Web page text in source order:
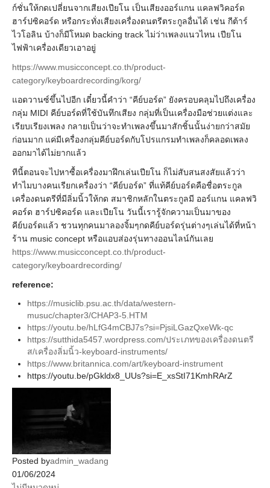
ก์ชั่นให้กดเปลี่ยนจากเสียงเปียโน เป็นเสียงออร์แกน แคลฟวิคอร์ด
ฮาร์ปซิคอร์ด หรือกระทั่งเสียงเครื่องดนตรีตระกูลอื่นได้ เช่น กีต้าร์
ไวโอลิน บ้างก็มีโหมด backing track ไม่ว่าเพลงแนวไหน เปียโน
ไฟฟ้าเครื่องเดียวเอาอยู่
https://www.musicconcept.co.th/product-
category/keyboardrecording/korg/
แอดวานซ์ขึ้นไปอีก เดี๋ยวนี้คำว่า “คีย์บอร์ด” ยังครอบคลุมไปถึงเครื่อง
กลุ่ม MIDI คีย์บอร์ดที่ใช้บันทึกเสียง กลุ่มที่เป็นเครื่องมือช่วยแต่งและ
เรียบเรียงเพลง กลายเป็นว่าจะทำเพลงขึ้นมาสักชิ้นนั้นง่ายกว่าสมัย
ก่อนมาก แค่มีเครื่องกลุ่มคีย์บอร์ดกับโปรแกรมทำเพลงก็คลอดเพลง
ออกมาได้ไม่ยากแล้ว
ทีนี้ตอนจะไปหาซื้อเครื่องมาฝึกเล่นเปียโน ก็ไม่สับสนสงสัยแล้วว่า
ทำไมบางคนเรียกเครื่องว่า “คีย์บอร์ด” ที่แท้คีย์บอร์ดคือชื่อตระกูล
เครื่องดนตรีที่มีลิ่มนิ้วให้กด สมาชิกหลักในตระกูลมี ออร์แกน แคลฟวิ
คอร์ด ฮาร์ปซิคอร์ด และเปียโน วันนี้เรารู้จักความเป็นมาของ
คีย์บอร์ดแล้ว ชวนทุกคนมาลองจิ้มๆกดคีย์บอร์ดรุ่นต่างๆเล่นได้ที่หน้า
ร้าน music concept หรือแอบส่องรุ่นทางออนไลน์กันเลย
https://www.musicconcept.co.th/product-
category/keyboardrecording/
reference:
https://musiclib.psu.ac.th/data/western-
musuc/chapter3/CHAP3-5.HTM
https://youtu.be/hLfG4mCBJ7s?si=PjsiLGazQxeWk-qc
https://sutthida5457.wordpress.com/ประเภทของเครื่องดนตรี
ส/เครื่องลิ่มนิ้ว-keyboard-instruments/
https://www.britannica.com/art/keyboard-instrument
https://youtu.be/pGkldx8_UUs?si=E_xsStI71KmhRArZ
Posted byadmin_wadang
01/06/2024